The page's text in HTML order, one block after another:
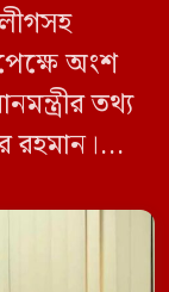
অংশ
তথ্য
রহমান।